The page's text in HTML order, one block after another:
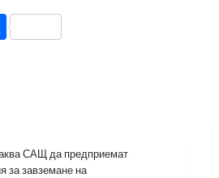
Share
САЩ да предприемат
за завземане на